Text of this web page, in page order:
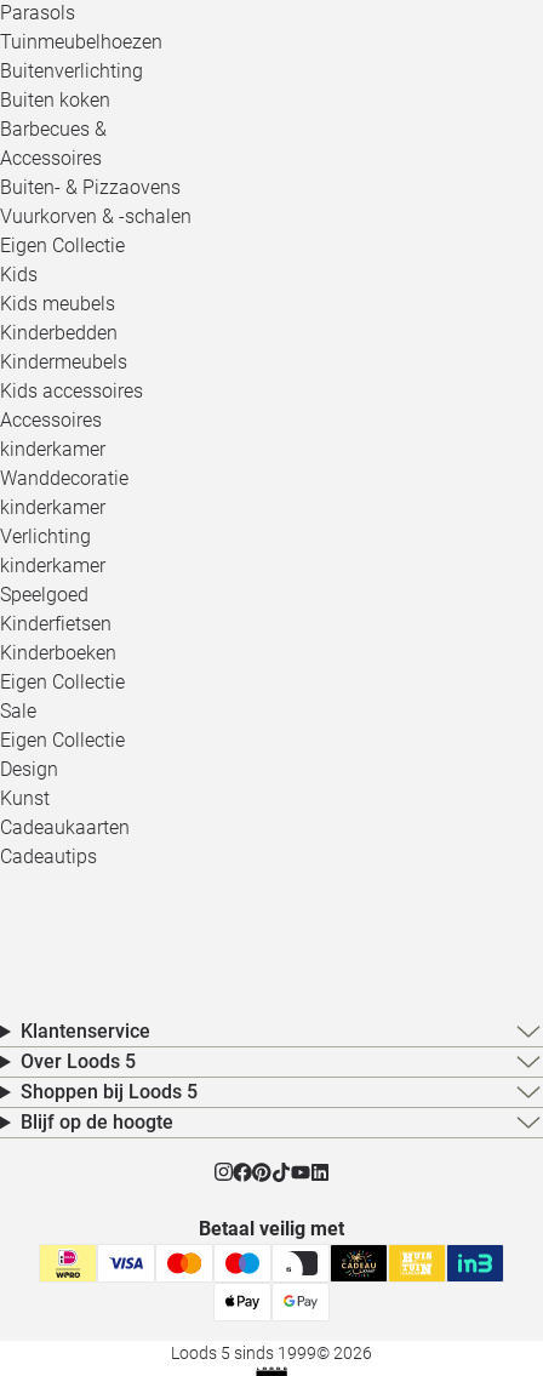
Parasols
Tuinmeubelhoezen
Buitenverlichting
Buiten koken
Barbecues &
Accessoires
Buiten- & Pizzaovens
Vuurkorven & -schalen
Eigen Collectie
Kids
Kids meubels
Kinderbedden
Kindermeubels
Kids accessoires
Accessoires
kinderkamer
Wanddecoratie
kinderkamer
Verlichting
kinderkamer
Speelgoed
Kinderfietsen
Kinderboeken
Eigen Collectie
Sale
Eigen Collectie
Design
Kunst
Cadeaukaarten
Cadeautips
Klantenservice
Over Loods 5
Shoppen bij Loods 5
Blijf op de hoogte
Betaal veilig met
Loods 5 sinds 1999© 2026